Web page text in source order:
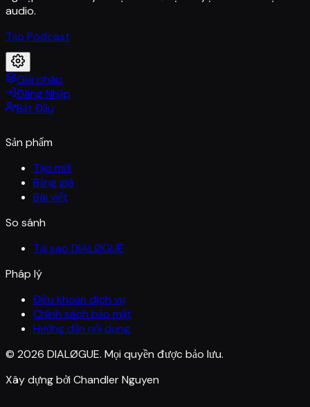
audio.
Tạo Podcast
Giải pháp
Đăng Nhập
Bắt Đầu
Sản phẩm
Tạo mới
Bảng giá
Bài viết
So sánh
Tại sao DIALØGUE
Pháp lý
Điều khoản dịch vụ
Chính sách bảo mật
Hướng dẫn nội dung
© 2026 DIALØGUE. Mọi quyền được bảo lưu.
Xây dựng bởi Chandler Nguyen